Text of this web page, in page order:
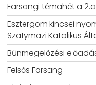
Farsangi témahét a
Esztergom kincsei
Szatymazi Katolikus
Bűnmegelőzési
Felsős Farsang